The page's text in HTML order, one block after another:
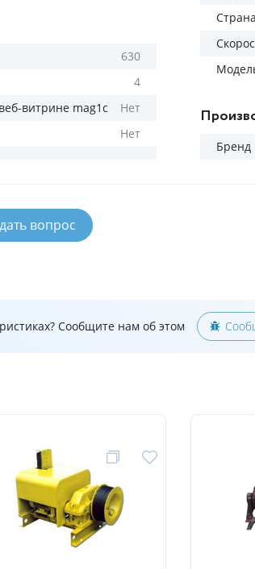
630
4
витрине mag1c
Нет
Нет
Бренд
вопрос
Сообщите нам об этом